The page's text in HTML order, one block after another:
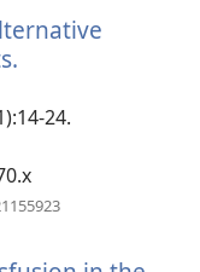
fenêtre)
nouvelle
24.